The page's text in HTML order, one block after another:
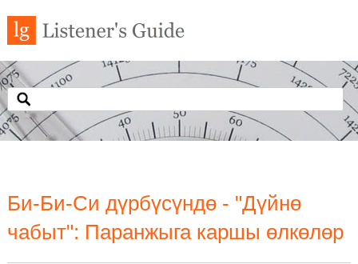
Би-Би-Си дүрбүсүндө - "Дүйнө
чабыт": Паранжыга каршы өлкөлөр